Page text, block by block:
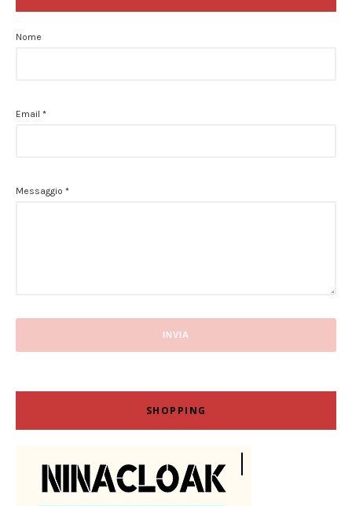
Nome
Email *
Messaggio *
SHOPPING